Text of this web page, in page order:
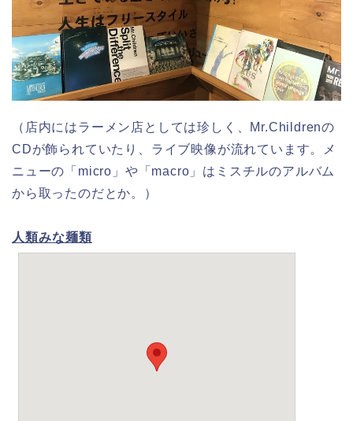
（店内にはラーメン店としては珍しく、Mr.Childrenの
CDが飾られていたり、ライブ映像が流れています。メ
ニューの「micro」や「macro」はミスチルのアルバム
から取ったのだとか。）
人類みな麺類